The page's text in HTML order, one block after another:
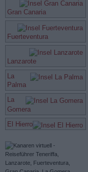
Gran Canaria
Fuerteventura
Lanzarote
La
Palma
La
Gomera
El Hierro